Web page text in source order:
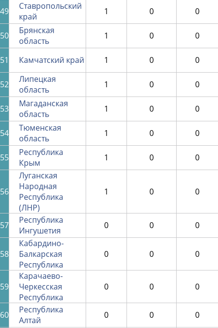
49
Ставропольский
край
1 0 0
50
Брянская
область
1 0 0
51 Камчатский край 1 0 0
52
Липецкая
область
1 0 0
53
Магаданская
область
1 0 0
54
Тюменская
область
1 0 0
55
Республика
Крым
1 0 0
56
Луганская
Народная
Республика
(ЛНР)
1 0 0
57
Республика
Ингушетия
0 0 0
58
Кабардино-
Балкарская
Республика
0 0 0
59
Карачаево-
Черкесская
Республика
0 0 0
60
Республика
Алтай
0 0 0